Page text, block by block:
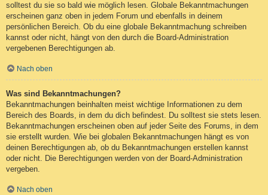
solltest du sie so bald wie möglich lesen. Globale Bekanntmachungen
erscheinen ganz oben in jedem Forum und ebenfalls in deinem
persönlichen Bereich. Ob du eine globale Bekanntmachung schreiben
kannst oder nicht, hängt von den durch die Board-Administration
vergebenen Berechtigungen ab.
Nach oben
Was sind Bekanntmachungen?
Bekanntmachungen beinhalten meist wichtige Informationen zu dem
Bereich des Boards, in dem du dich befindest. Du solltest sie stets lesen.
Bekanntmachungen erscheinen oben auf jeder Seite des Forums, in dem
sie erstellt wurden. Wie bei globalen Bekanntmachungen hängt es von
deinen Berechtigungen ab, ob du Bekanntmachungen erstellen kannst
oder nicht. Die Berechtigungen werden von der Board-Administration
vergeben.
Nach oben